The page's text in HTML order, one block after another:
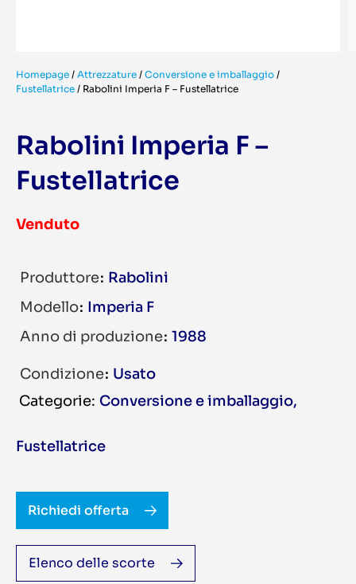
Homepage / Attrezzature / Conversione e imballaggio /
Fustellatrice / Rabolini Imperia F – Fustellatrice
Rabolini Imperia F –
Fustellatrice
Venduto
Produttore Rabolini
Modello Imperia F
Anno di produzione 1988
Condizione Usato
Conversione e imballaggio
Fustellatrice
Richiedi offerta
Elenco delle scorte